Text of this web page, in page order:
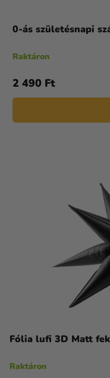
0-ás születésnapi
Raktáron
2 490 Ft
Fólia lufi 3D Matt
Raktáron